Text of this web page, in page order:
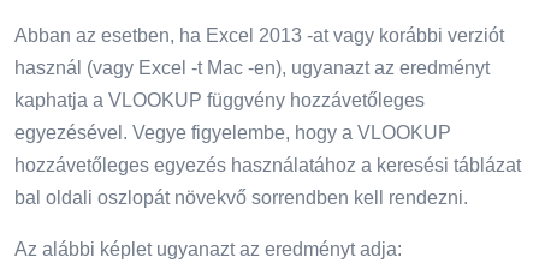
Abban az esetben, ha Excel 2013 -at vagy korábbi verziót
használ (vagy Excel -t Mac -en), ugyanazt az eredményt
kaphatja a VLOOKUP függvény hozzávetőleges
egyezésével. Vegye figyelembe, hogy a VLOOKUP
hozzávetőleges egyezés használatához a keresési táblázat
bal oldali oszlopát növekvő sorrendben kell rendezni.
Az alábbi képlet ugyanazt az eredményt adja: